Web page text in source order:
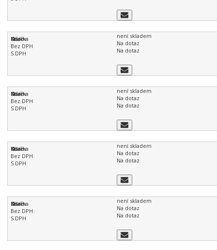
není skladem
Na dotaz
Na dotaz
není skladem
Na dotaz
Na dotaz
není skladem
Na dotaz
Na dotaz
není skladem
Na dotaz
Na dotaz